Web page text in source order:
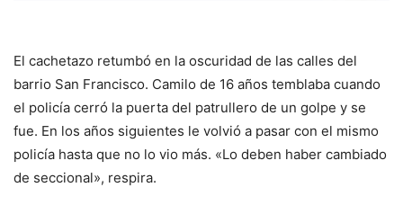
El cachetazo retumbó en la oscuridad de las calles del
barrio San Francisco. Camilo de 16 años temblaba cuando
el policía cerró la puerta del patrullero de un golpe y se
fue. En los años siguientes le volvió a pasar con el mismo
policía hasta que no lo vio más. «Lo deben haber cambiado
de seccional», respira.